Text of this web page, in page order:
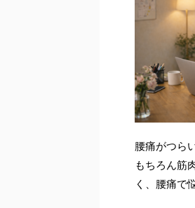
腰痛がつら
もちろん筋
く、腰痛で